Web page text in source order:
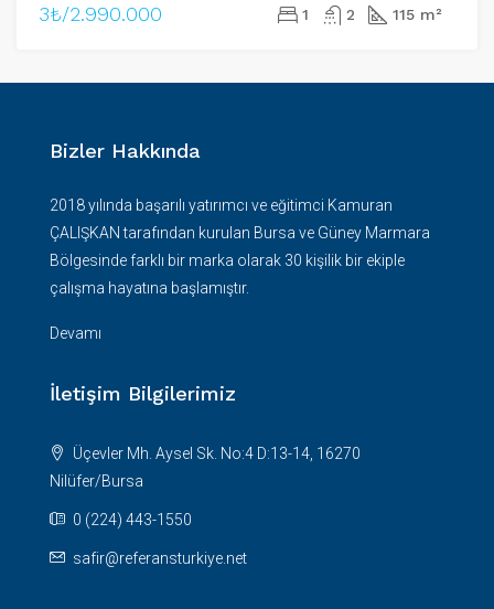
3₺/2.990.000 1 2 115 m²
Bizler Hakkında
2018 yılında başarılı yatırımcı ve eğitimci Kamuran
ÇALIŞKAN tarafından kurulan Bursa ve Güney Marmara
Bölgesinde farklı bir marka olarak 30 kişilik bir ekiple
çalışma hayatına başlamıştır.
Devamı
İletişim Bilgilerimiz
Üçevler Mh. Aysel Sk. No:4 D:13-14, 16270
Nilüfer/Bursa
0 (224) 443-1550
safir@referansturkiye.net